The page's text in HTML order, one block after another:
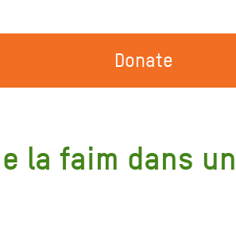
DEVENIR BÉNÉVOLE
Donate
la faim dans un